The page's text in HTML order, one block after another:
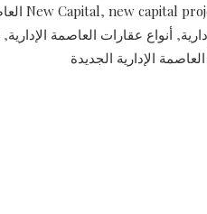
New Capital, new capital
, أنواع عقارات العاصمة الإدارية,
الإدارية الجديدة